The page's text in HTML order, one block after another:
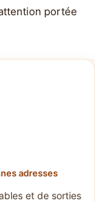
portée
adresses
et de sorties